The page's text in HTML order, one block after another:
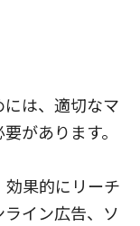
は、適切なマ
があります。
果的にリーチ
イン広告、ソ